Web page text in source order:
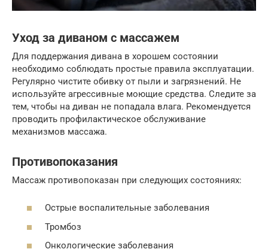
Уход за диваном с массажем
Для поддержания дивана в хорошем состоянии
необходимо соблюдать простые правила эксплуатации.
Регулярно чистите обивку от пыли и загрязнений. Не
используйте агрессивные моющие средства. Следите за
тем, чтобы на диван не попадала влага. Рекомендуется
проводить профилактическое обслуживание
механизмов массажа.
Противопоказания
Массаж противопоказан при следующих состояниях:
Острые воспалительные заболевания
Тромбоз
Онкологические заболевания